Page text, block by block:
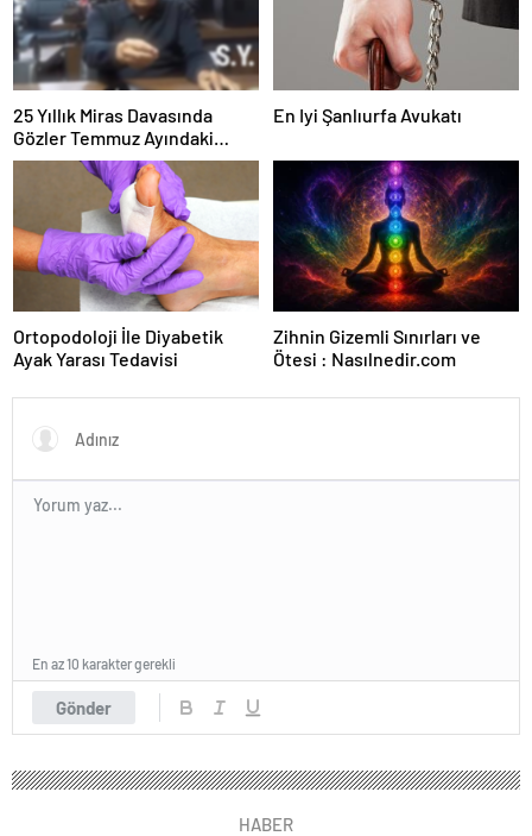
25 Yıllık Miras Davasında
Gözler Temmuz Ayındaki
Karar Duruşmasına Çevrildi
En Iyi Şanlıurfa Avukatı
Ortopodoloji İle Diyabetik
Ayak Yarası Tedavisi
Zihnin Gizemli Sınırları ve
Ötesi : Nasılnedir.com
Gönder
En az 10 karakter gerekli
HABER